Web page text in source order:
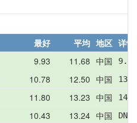
最好 平均 地区 详情
9.93 11.68 中国
10.78 12.50 中国
11.80 13.23 中国
10.43 13.24 中国